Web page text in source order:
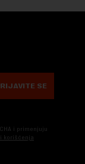
SE
i primenjuju
korišćenja